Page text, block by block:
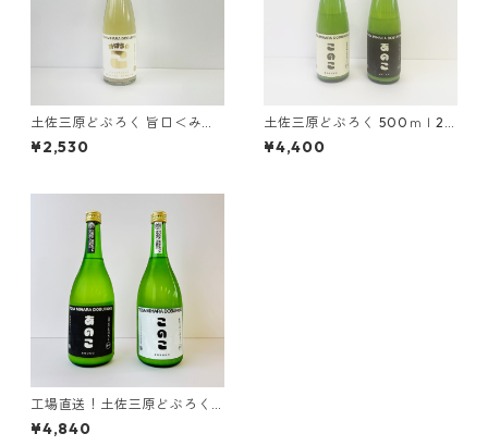
土佐三原どぶろく 旨口＜みは
らのこ＞ 500ｍｌ1本
¥2,530
土佐三原どぶろく 500ｍｌ2
本セット（甘・辛各1本、箱入
り）
¥4,400
工場直送！土佐三原どぶろく7
20ｍｌ2本セット（甘辛各1、
箱入り）
¥4,840